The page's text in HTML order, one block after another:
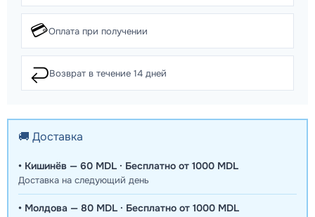
💳Оплата при получении
↩️Возврат в течение 14 дней
🚚 Доставка
• Кишинёв — 60 MDL · Бесплатно от 1000 MDL
Доставка на следующий день
• Молдова — 80 MDL · Бесплатно от 1000 MDL